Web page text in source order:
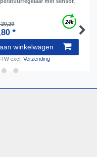
20,20
*
winkelwagen
excl. Verzending